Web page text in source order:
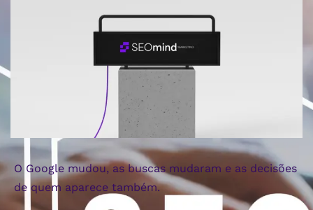
O Google mudou, as buscas mudaram e as decisões
de quem aparece também.